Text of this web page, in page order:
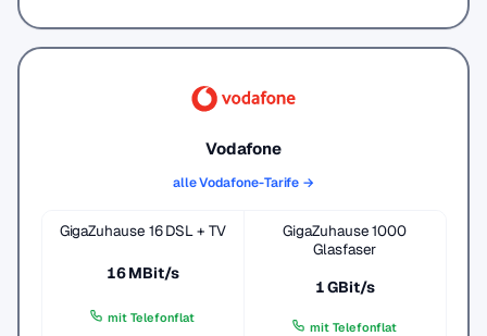
Vodafone
alle Vodafone-Tarife →
GigaZuhause 16 DSL + TV
16 MBit/s
mit Telefonflat
GigaZuhause 1000
Glasfaser
1 GBit/s
mit Telefonflat